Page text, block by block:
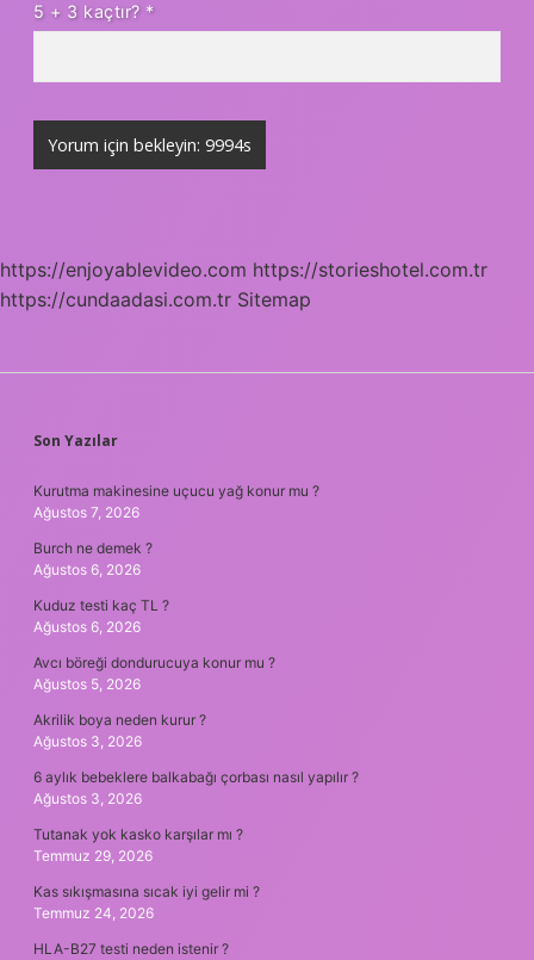
5 + 3 kaçtır? *
https://enjoyablevideo.com https://storieshotel.com.tr
https://cundaadasi.com.tr Sitemap
SIDEBAR
Son Yazılar
Kurutma makinesine uçucu yağ konur mu ?
Ağustos 7, 2026
Burch ne demek ?
Ağustos 6, 2026
Kuduz testi kaç TL ?
Ağustos 6, 2026
Avcı böreği dondurucuya konur mu ?
Ağustos 5, 2026
Akrilik boya neden kurur ?
Ağustos 3, 2026
6 aylık bebeklere balkabağı çorbası nasıl yapılır ?
Ağustos 3, 2026
Tutanak yok kasko karşılar mı ?
Temmuz 29, 2026
Kas sıkışmasına sıcak iyi gelir mi ?
Temmuz 24, 2026
HLA-B27 testi neden istenir ?